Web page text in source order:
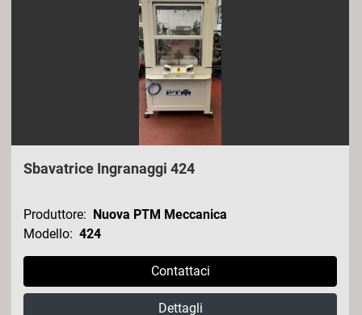
Sbavatrice Ingranaggi 424
Produttore: Nuova PTM Meccanica
Modello: 424
Contattaci
Dettagli